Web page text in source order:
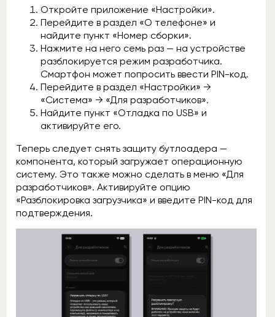
Откройте приложение «Настройки».
Перейдите в раздел «О телефоне» и
найдите пункт «Номер сборки».
Нажмите на него семь раз — на устройстве
разблокируется режим разработчика.
Смартфон может попросить ввести PIN-код.
Перейдите в раздел «Настройки» →
«Система» → «Для разработчиков».
Найдите пункт «Отладка по USB» и
активируйте его.
Теперь следует снять защиту бутлоадера —
компонента, который загружает операционную
систему. Это также можно сделать в меню «Для
разработчиков». Активируйте опцию
«Разблокировка загрузчика» и введите PIN-код для
подтверждения.